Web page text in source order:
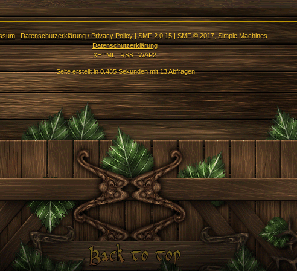
|Datenschutzerklärung / Privacy Policy |SMF 2.0.15|SMF © 2017,Simple Machines
Datenschutzerklärung
XHTML
RSS WAP2
Seite erstellt in 0.485 Sekunden mit 13 Abfragen.